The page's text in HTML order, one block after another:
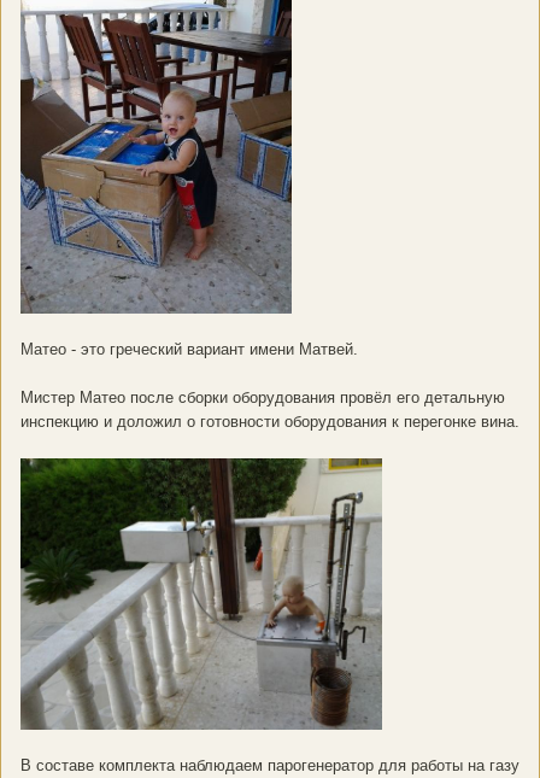
Матео - это греческий вариант имени Матвей.
Мистер Матео после сборки оборудования провёл его детальную
инспекцию и доложил о готовности оборудования к перегонке вина.
В составе комплекта наблюдаем парогенератор для работы на газу